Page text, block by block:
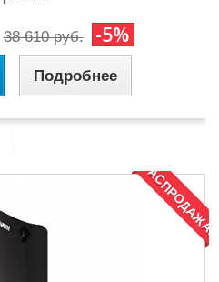
38 610 руб. -5%
Подробнее
РАСПРОДАЖА!